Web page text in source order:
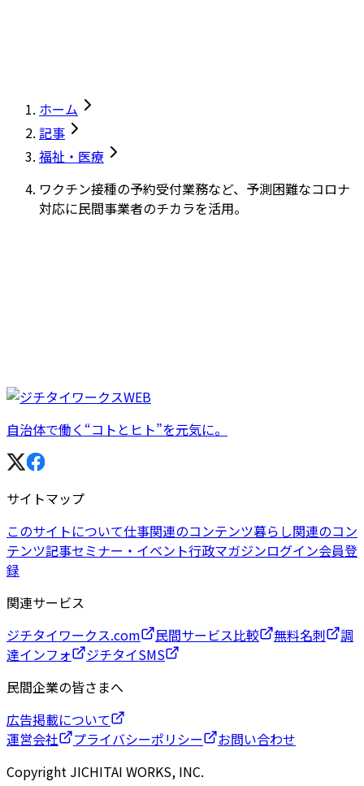
ホーム
記事
福祉・医療
ワクチン接種の予約受付業務など、予測困難なコロナ
対応に民間事業者のチカラを活用。
自治体で働く“コトとヒト”を元気に。
サイトマップ
このサイトについて仕事関連のコンテンツ暮らし関連のコン
テンツ記事セミナー・イベント行政マガジンログイン会員登
録
関連サービス
ジチタイワークス.com
民間サービス比較 無料名刺
調
達インフォ
ジチタイSMS
民間企業の皆さまへ
広告掲載について
運営会社
プライバシーポリシー
お問い合わせ
Copyright JICHITAI WORKS, INC.